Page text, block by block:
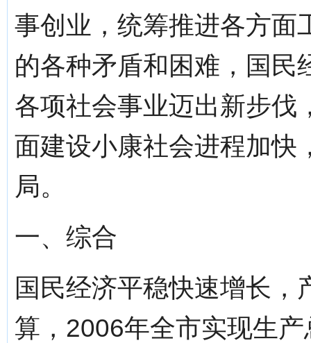
事创业，统筹推进各方面
的各种矛盾和困难，国民
各项社会事业迈出新步伐
面建设小康社会进程加快
局。
一、综合
国民经济平稳快速增长
算，2006年全市实现生